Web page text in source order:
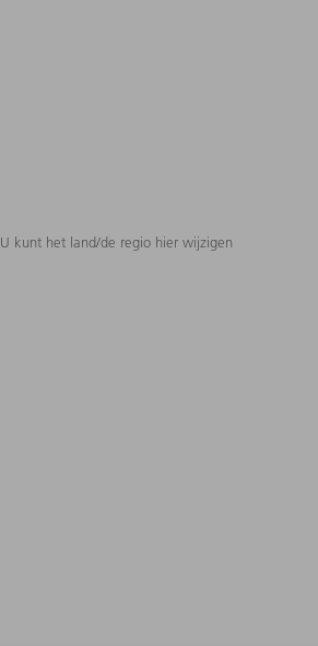
U kunt het land/de regio hier wijzigen